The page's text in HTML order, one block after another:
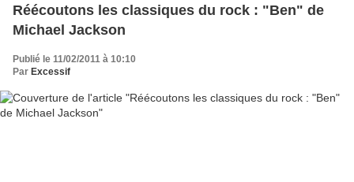
Réécoutons les classiques du rock : "Ben" de
Michael Jackson
Publié le 11/02/2011 à 10:10
Par Excessif